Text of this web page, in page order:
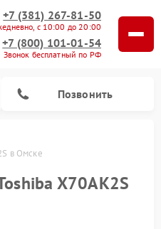
+7 (381) 267-81-50
с 10:00 до 20:00
+7 (800) 101-01-54
Звонок бесплатный по РФ
Позвонить
в Омске
X70AK2S